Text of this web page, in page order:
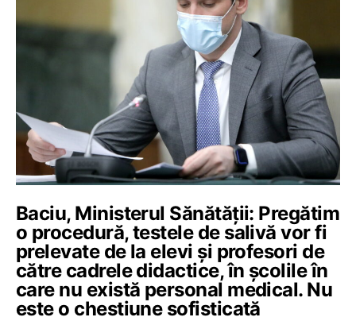
Baciu, Ministerul Sănătății: Pregătim
o procedură, testele de salivă vor fi
prelevate de la elevi și profesori de
către cadrele didactice, în școlile în
care nu există personal medical. Nu
este o chestiune sofisticată